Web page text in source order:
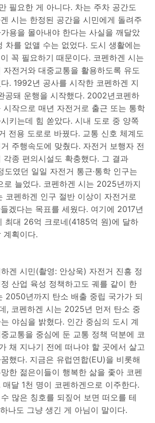
필요한 게 아니다. 차는 주차 공간도
시는 한정된 공간을 시민에게 돌려주
용을 몰아내야 한다는 사실을 깨달았
차를 없앨 수는 없었다. 도시 생활에는
꼭 필요하기 때문이다. 코펜하겐 시는
자전거와 대중교통을 활용하도록 유도
. 1992년 공사를 시작한 코펜하겐 지
공돼 운행을 시작했다. 2002년코펜하
시작으로 매년 자전거로 출근 또는 통학
키는데 힘 쏟았다. 시내 도로 중 양쪽
전용 도로로 바꿨다. 교통 신호 체계도
주행속도에 맞췄다. 자전거 보행자 전
각종 편의시설도 확충했다. 그 결과
도였던 일일 자전거 통근∙통학 인구는
로 늘었다. 코펜하겐 시는 2025년까지
코펜하겐 인구 절반 이상이 자전거로
겠다는 목표를 세웠다. 여기에 2017년
최대 26억 크로네(4185억 원)에 달하
계획이다.
겐 시민(촬영: 안상욱) 자전거 진흥 정
산업 육성 정책하고도 궤를 같이 한
2050년까지 탄소 배출 중립 국가가 되
, 코펜하겐 시는 2025년 먼저 탄소 중
야심을 밝혔다. 인간 중심의 도시 계
교통을 중심에 둔 교통 정책 덕분에 코
채 지나기 전에 떠나야 할 곳에서 살고
했다. 지금은 유럽연합(EU)을 비롯해
한 젊은이들이 행복한 삶을 좇아 코펜
달 1천 명이 코펜하겐으로 이주한다.
많은 칭호를 되짚어 보면 떠오를 테
나도 그냥 생긴 게 아님이 말이다.